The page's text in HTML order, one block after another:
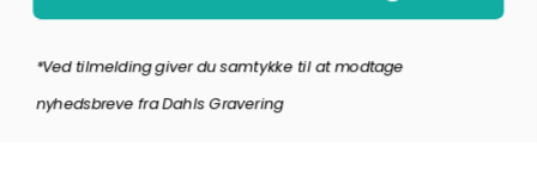
nyhedsbreve fra Dahls Gravering